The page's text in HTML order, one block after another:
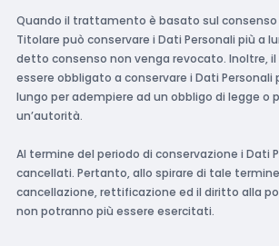
Quando il trattamento è basato sul consenso
Titolare può conservare i Dati Personali più a
detto consenso non venga revocato. Inoltre,
essere obbligato a conservare i Dati Personali
lungo per adempiere ad un obbligo di legge o
un’autorità.
Al termine del periodo di conservazione i Dati
cancellati. Pertanto, allo spirare di tale
cancellazione, rettificazione ed il diritto alla
non potranno più essere esercitati.